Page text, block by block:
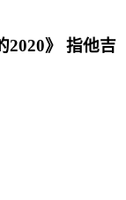
2020》 指他吉